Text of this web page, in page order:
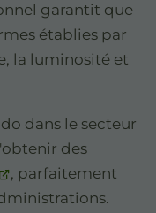
garantit que
établies par
la luminosité et
dans le secteur
des
, parfaitement